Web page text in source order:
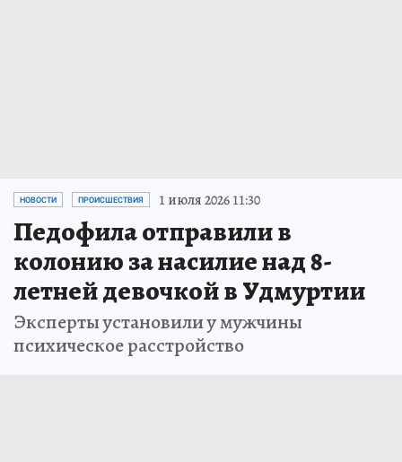
НОВОСТИ ПРОИСШЕСТВИЯ 1 июля 2026 11:30
Педофила отправили в
колонию за насилие над 8-
летней девочкой в Удмуртии
Эксперты установили у мужчины
психическое расстройство